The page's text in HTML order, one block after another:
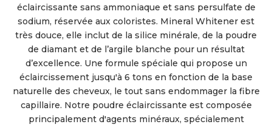
éclaircissante sans ammoniaque et sans persulfate de
sodium, réservée aux coloristes. Mineral Whitener est
très douce, elle inclut de la silice minérale, de la poudre
de diamant et de l’argile blanche pour un résultat
d’excellence. Une formule spéciale qui propose un
éclaircissement jusqu'à 6 tons en fonction de la base
naturelle des cheveux, le tout sans endommager la fibre
capillaire. Notre poudre éclaircissante est composée
principalement d'agents minéraux, spécialement